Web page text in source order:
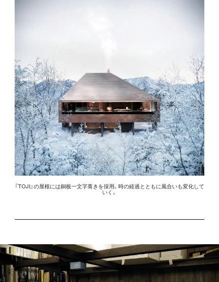
『TOJI』の屋根には銅板一文字葺きを採用。時の経過とともに風合いも変化して
いく。